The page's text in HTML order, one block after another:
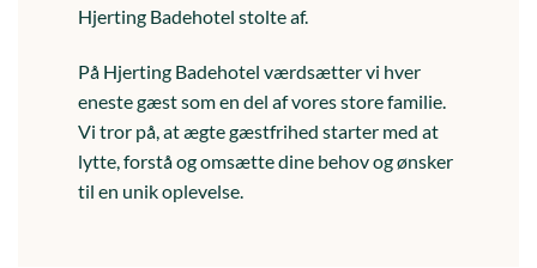
Hjerting Badehotel stolte af.
På Hjerting Badehotel værdsætter vi hver
eneste gæst som en del af vores store familie.
Vi tror på, at ægte gæstfrihed starter med at
lytte, forstå og omsætte dine behov og ønsker
til en unik oplevelse.